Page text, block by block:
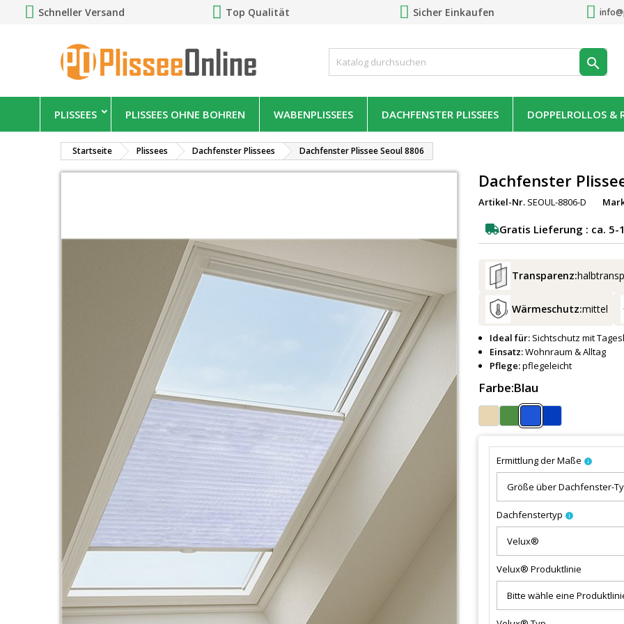
Schneller Versand Top Qualität Sicher Einkaufen

PLISSEES PLISSEES OHNE BOHREN WABENPLISSEES DACHFENSTER PLISSEES DOPPELROLLOS &
Startseite Plissees Dachfenster Plissees Dachfenster Plissee Seoul 8806
Dachfenster
Artikel-Nr. SEOUL-8806-D
Gratis Lieferung : ca.
Transparenz:
Wärmeschutz:mittel
Ideal für: Sichtschutz mit
Einsatz:Wohnraum & Alltag
Pflege:pflegeleicht
Farbe:Blau
Ermittlung der Maße info
Dachfenstertyp info
Velux® Produktlinie